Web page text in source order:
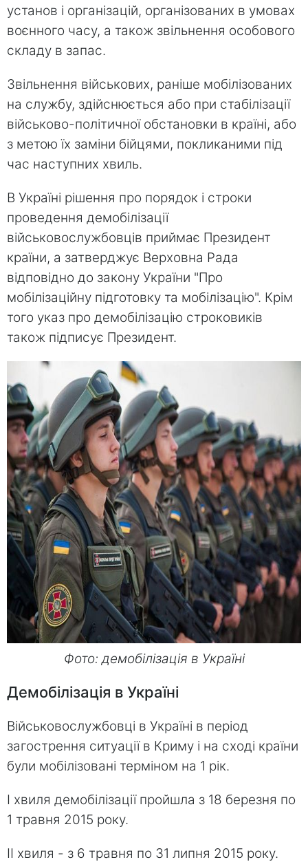
установ і організацій, організованих в умовах
воєнного часу, а також звільнення особового
складу в запас.
Звільнення військових, раніше мобілізованих
на службу, здійснюється або при стабілізації
військово-політичної обстановки в країні, або
з метою їх заміни бійцями, покликаними під
час наступних хвиль.
В Україні рішення про порядок і строки
проведення демобілізації
військовослужбовців приймає Президент
країни, а затверджує Верховна Рада
відповідно до закону України "Про
мобілізаційну підготовку та мобілізацію". Крім
того указ про демобілізацію строковиків
також підписує Президент.
Фото: демобілізація в Україні
Демобілізація в Україні
Військовослужбовці в Україні в період
загострення ситуації в Криму і на сході країни
були мобілізовані терміном на 1 рік.
I хвиля демобілізації пройшла з 18 березня по
1 травня 2015 року.
II хвиля - з 6 травня по 31 липня 2015 року.